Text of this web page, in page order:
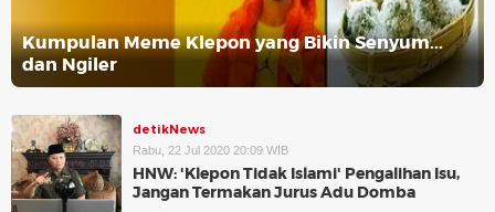
Kumpulan Meme Klepon yang Bikin Senyum...
dan Ngiler
detikNews
Rabu, 22 Jul 2020 20:09 WIB
HNW: 'Klepon Tidak Islami' Pengalihan Isu,
Jangan Termakan Jurus Adu Domba